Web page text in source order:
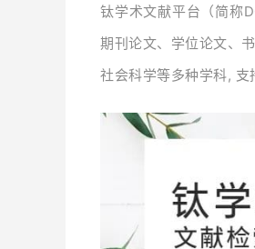
钛学术文献平台（简称
期刊论文、学位论文、
社会科学等多种学科, 支